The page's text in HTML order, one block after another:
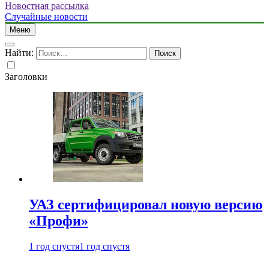
Новостная рассылка
Случайные новости
Меню
Найти:
Заголовки
УАЗ сертифицировал новую версию
«Профи»
1 год спустя1 год спустя